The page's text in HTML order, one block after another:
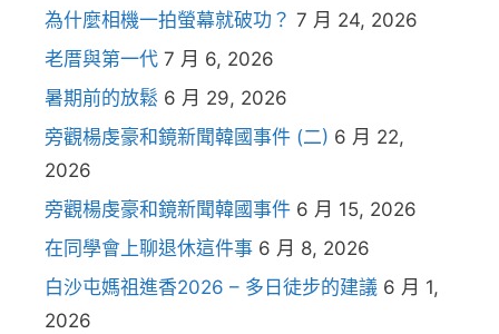
為什麼相機一拍螢幕就破功？ 7 月 24, 2026
老厝與第一代 7 月 6, 2026
暑期前的放鬆 6 月 29, 2026
旁觀楊虔豪和鏡新聞韓國事件 (二) 6 月 22,
2026
旁觀楊虔豪和鏡新聞韓國事件 6 月 15, 2026
在同學會上聊退休這件事 6 月 8, 2026
白沙屯媽祖進香2026 – 多日徒步的建議 6 月 1,
2026